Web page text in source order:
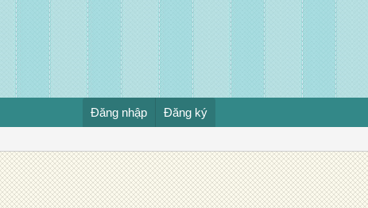
Đăng nhập Đăng ký